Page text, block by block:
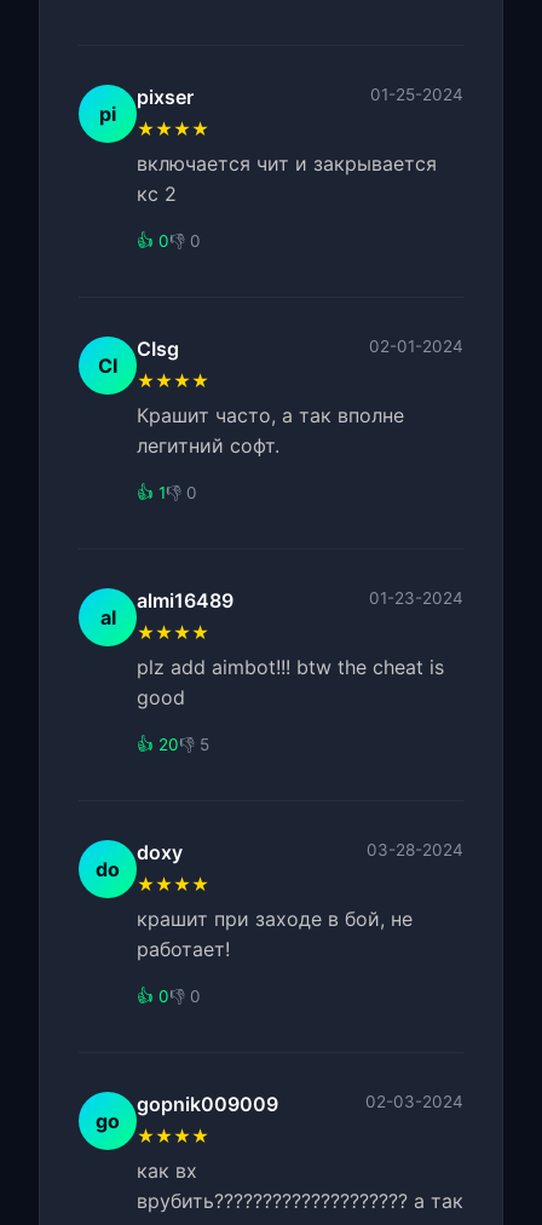
pi
pixser 01-25-2024
★★★★
включается чит и закрывается
кс 2
👍 0👎 0
CI
CIsg 02-01-2024
★★★★
Крашит часто, а так вполне
легитний софт.
👍 1👎 0
al
almi16489 01-23-2024
★★★★
plz add aimbot!!! btw the cheat is
good
👍 20👎 5
do
doxy 03-28-2024
★★★★
крашит при заходе в бой, не
работает!
👍 0👎 0
go
gopnik009009 02-03-2024
★★★★
как вх
врубить???????????????????? а так